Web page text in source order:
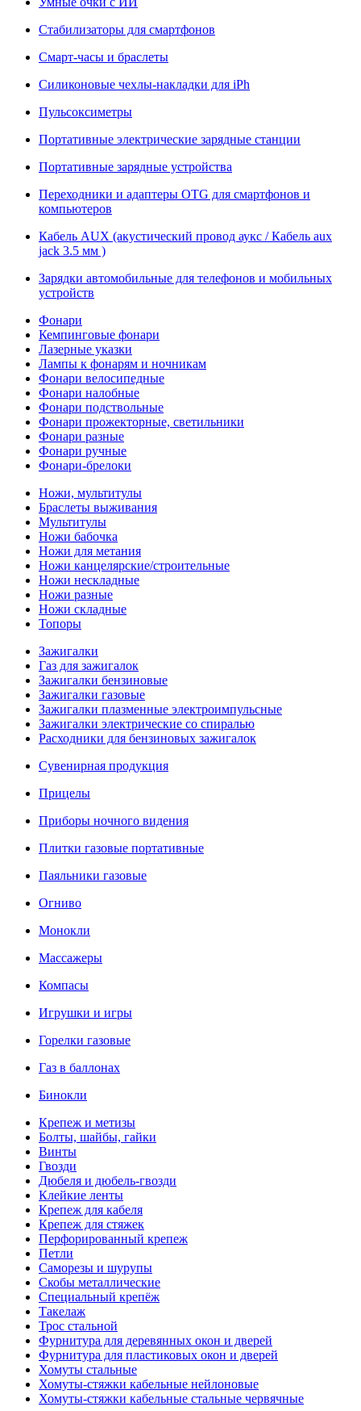
Стабилизаторы для смартфонов
Смарт-часы и браслеты
Силиконовые чехлы-накладки для iPh
Пульсоксиметры
Портативные электрические зарядные станции
Портативные зарядные устройства
Переходники и адаптеры OTG для смартфонов и
компьютеров
Кабель AUX (акустический провод аукс / Кабель aux
jack 3.5 мм )
Зарядки автомобильные для телефонов и мобильных
устройств
Фонари
Кемпинговые фонари
Лазерные указки
Лампы к фонарям и ночникам
Фонари велосипедные
Фонари налобные
Фонари подствольные
Фонари прожекторные, светильники
Фонари разные
Фонари ручные
Фонари-брелоки
Ножи, мультитулы
Браслеты выживания
Мультитулы
Ножи бабочка
Ножи для метания
Ножи канцелярские/строительные
Ножи нескладные
Ножи разные
Ножи складные
Топоры
Зажигалки
Газ для зажигалок
Зажигалки бензиновые
Зажигалки газовые
Зажигалки плазменные электроимпульсные
Зажигалки электрические со спиралью
Расходники для бензиновых зажигалок
Сувенирная продукция
Прицелы
Приборы ночного видения
Плитки газовые портативные
Паяльники газовые
Огниво
Монокли
Массажеры
Компасы
Игрушки и игры
Горелки газовые
Газ в баллонах
Бинокли
Крепеж и метизы
Болты, шайбы, гайки
Винты
Гвозди
Дюбеля и дюбель-гвозди
Клейкие ленты
Крепеж для кабеля
Крепеж для стяжек
Перфорированный крепеж
Петли
Саморезы и шурупы
Скобы металлические
Специальный крепёж
Такелаж
Трос стальной
Фурнитура для деревянных окон и дверей
Фурнитура для пластиковых окон и дверей
Хомуты стальные
Хомуты-стяжки кабельные нейлоновые
Хомуты-стяжки кабельные стальные червячные